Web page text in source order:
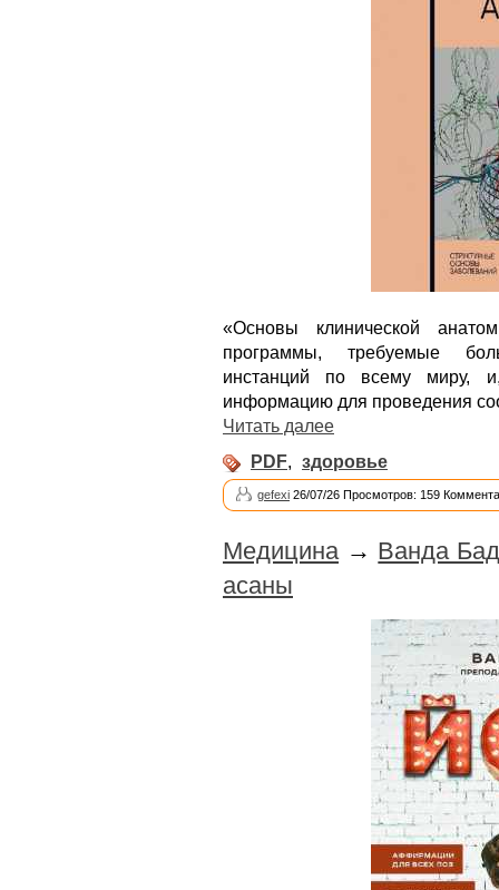
«Основы клинической
программы, требуемые
инстанций по всему миру,
информацию для проведения
Читать далее
PDF, здоровье
gefexi 26/07/26 Просмотров: 159
Медицина→ Ванда
асаны